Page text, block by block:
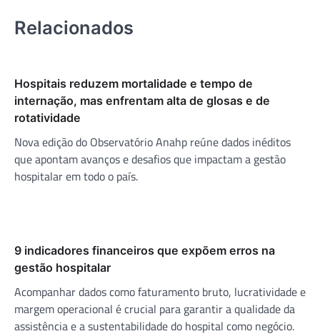
Relacionados
Hospitais reduzem mortalidade e tempo de
internação, mas enfrentam alta de glosas e de
rotatividade
Nova edição do Observatório Anahp reúne dados inéditos
que apontam avanços e desafios que impactam a gestão
hospitalar em todo o país.
9 indicadores financeiros que expõem erros na
gestão hospitalar
Acompanhar dados como faturamento bruto, lucratividade e
margem operacional é crucial para garantir a qualidade da
assistência e a sustentabilidade do hospital como negócio.